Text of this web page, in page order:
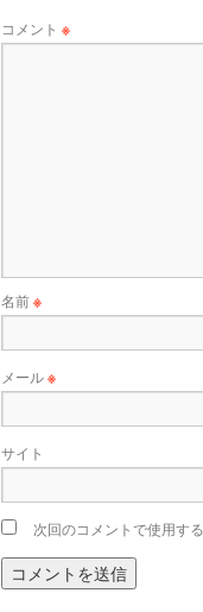
コメント ※
名前※
メール※
サイト
次回のコメントで使用す